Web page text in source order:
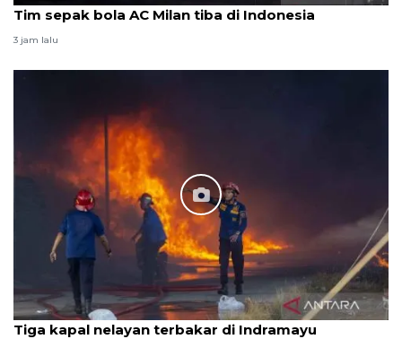
Tim sepak bola AC Milan tiba di Indonesia
3 jam lalu
Tiga kapal nelayan terbakar di Indramayu